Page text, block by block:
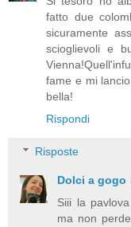
fatto due
sicuramente
scioglievoli e
fame e mi
bella!
Rispondi
Risposte
Dolci a gogo
Siii la
ma non